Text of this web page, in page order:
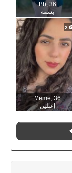
Bb, 36
بسمة‎
Meme, 36
إعبلين
2